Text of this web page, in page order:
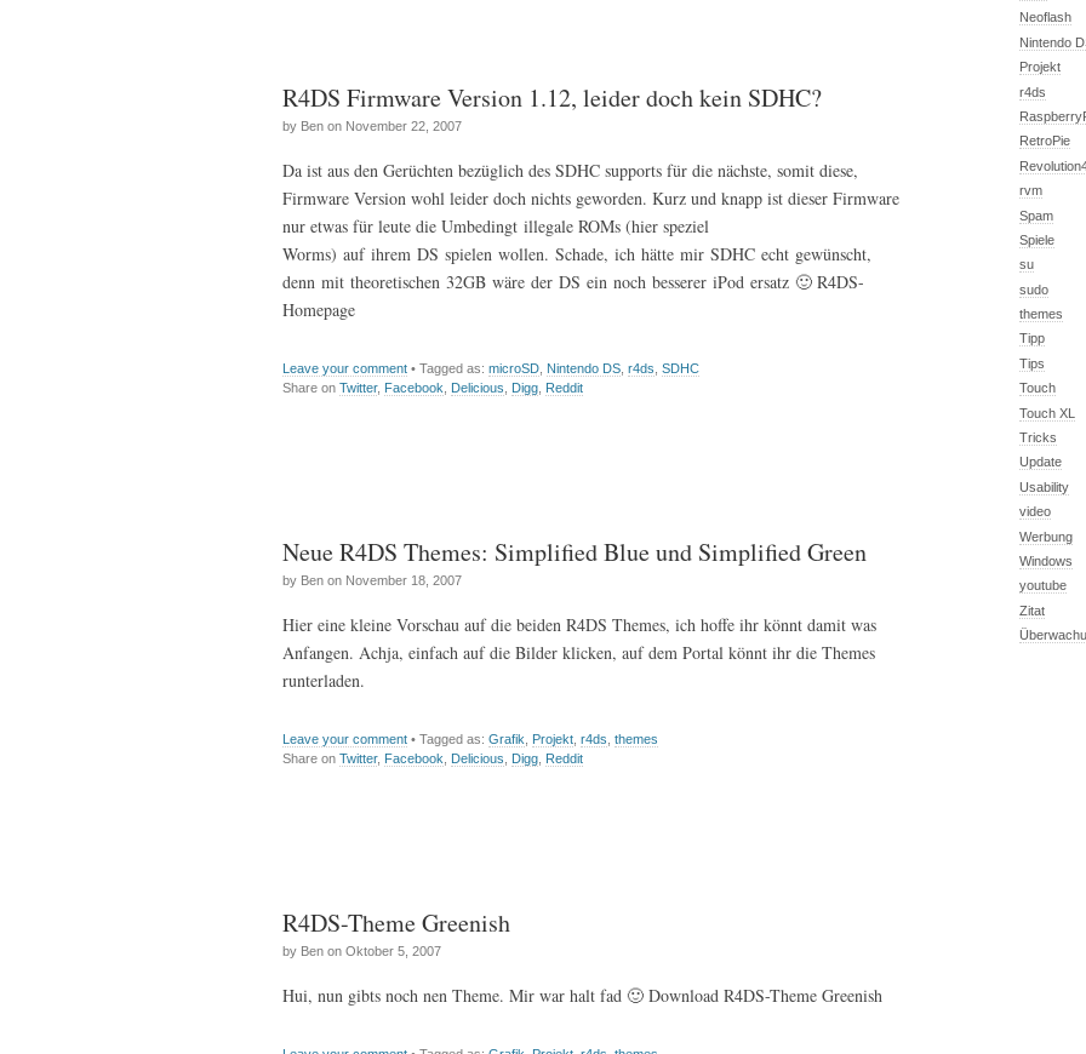
R4DS Firmware Version 1.12, leider doch kein SDHC?
by Ben on November 22, 2007
Da ist aus den Gerüchten bezüglich des SDHC supports für die nächste, somit diese,
Firmware Version wohl leider doch nichts geworden. Kurz und knapp ist dieser Firmware
nur etwas für leute die Umbedingt illegale ROMs (hier speziel
Worms) auf ihrem DS spielen wollen. Schade, ich hätte mir SDHC echt gewünscht,
denn mit theoretischen 32GB wäre der DS ein noch besserer iPod ersatz 🙂 R4DS-
Homepage
Leave your comment • Tagged as: microSD Nintendo DS r4ds SDHC
Share on Twitter, Facebook Delicious Digg Reddit
Neue R4DS Themes: Simplified Blue und Simplified Green
by Ben on November 18, 2007
Hier eine kleine Vorschau auf die beiden R4DS Themes, ich hoffe ihr könnt damit was
Anfangen. Achja, einfach auf die Bilder klicken, auf dem Portal könnt ihr die Themes
runterladen.
Leave your comment • Tagged as: Grafik Projekt r4ds themes
Share on Twitter, Facebook Delicious Digg Reddit
R4DS-Theme Greenish
by Ben on Oktober 5, 2007
Hui, nun gibts noch nen Theme. Mir war halt fad 🙂 Download R4DS-Theme Greenish
Neoflash
Nintendo
Projekt
r4ds
RetroPie
rvm
Spam
Spiele
su
sudo
themes
Tipp
Tips
Touch
Touch XL
Tricks
Update
Usability
video
Werbung
Windows
youtube
Zitat